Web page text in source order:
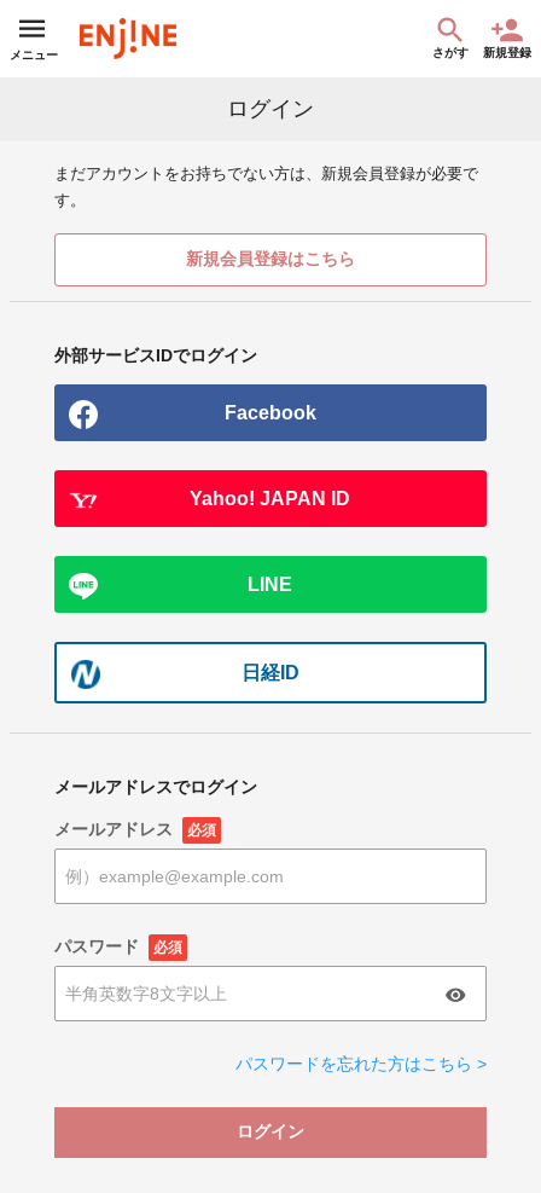
メニュー さがす 新規登録
ログイン
まだアカウントをお持ちでない方は、新規会員登録が必要で
す。
新規会員登録はこちら
外部サービスIDでログイン
Facebook
Yahoo! JAPAN ID
LINE
日経ID
メールアドレスでログイン
メールアドレス 必須
パスワード 必須
パスワードを忘れた方はこちら >
ログイン